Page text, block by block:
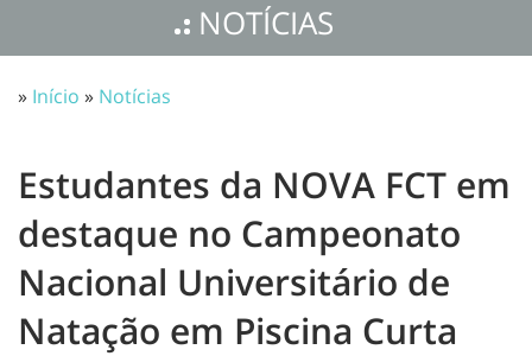
NOTÍCIAS
» Início » Notícias
Estudantes da NOVA FCT em
destaque no Campeonato
Nacional Universitário de
Natação em Piscina Curta